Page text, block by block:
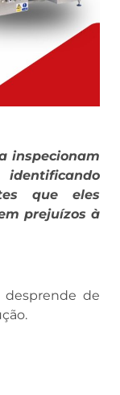
inspecionam
que eles
prejuízos à
de